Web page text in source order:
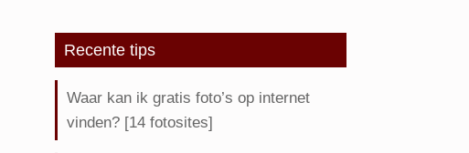
Recente tips
Waar kan ik gratis foto’s op internet
vinden? [14 fotosites]